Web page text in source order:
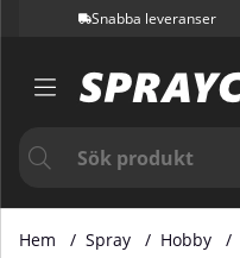
Snabba leveranser
Hem Spray Hobby